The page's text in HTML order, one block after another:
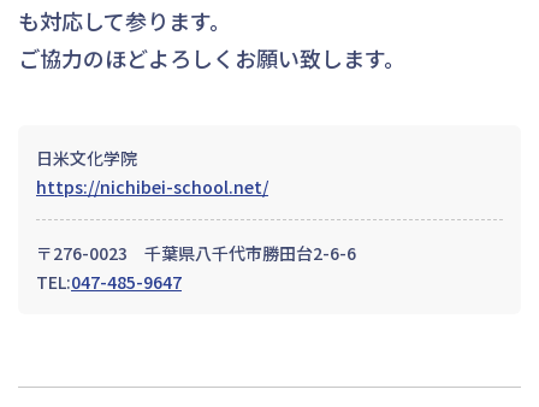
も対応して参ります。
ご協力のほどよろしくお願い致します。
日米文化学院
https://nichibei-school.net/
〒276-0023 千葉県八千代市勝田台2-6-6
TEL:047-485-9647